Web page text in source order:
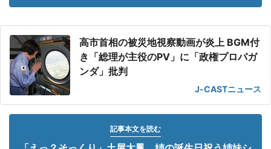
高市首相の被災地視察動画が炎上 BGM付
き「総理が主役のPV」に「政権プロパガ
ンダ」批判
J-CASTニュース
記事本文を読む